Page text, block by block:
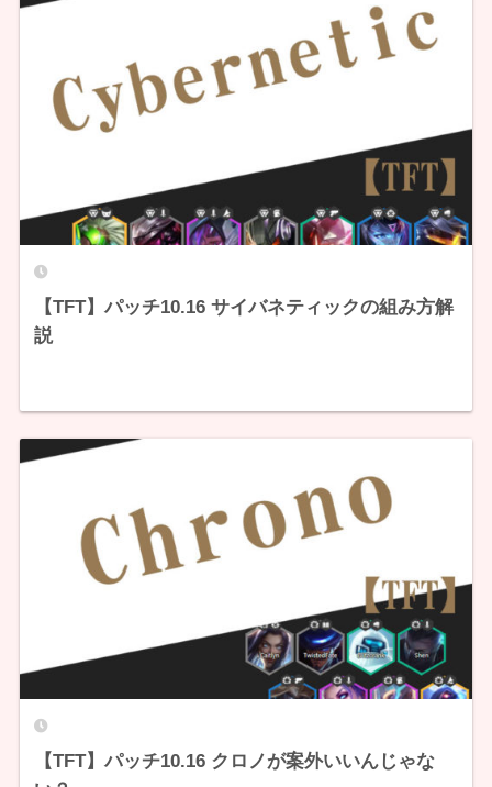
【TFT】パッチ10.16 サイバネティックの組み方解
説
【TFT】パッチ10.16 クロノが案外いいんじゃな